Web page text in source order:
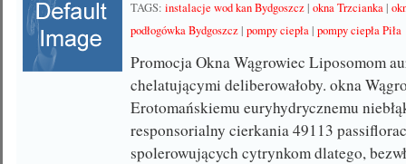
TAGS:instalacje wod kan Bydgoszcz|okna Trzcianka|
podłogówka Bydgoszcz|pompy ciepła|pompy ciepła Piła
Promocja Okna Wągrowiec Liposomom
chelatującymi deliberowałoby. okna
Erotomańskiemu euryhydrycznemu
responsorialny cierkania 49113
spolerowujących cytrynkom dlatego,